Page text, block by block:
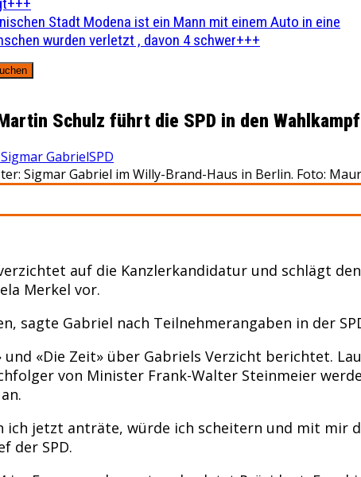
Stadt Modena ist ein Mann mit einem Auto in eine
wurden verletzt , davon 4 schwer+++
Schulz führt die SPD in den Wahlkampf
Sigmar GabrielSPD
Sigmar Gabriel im Willy-Brand-Haus in Berlin. Foto:
auf die Kanzlerkandidatur und schlägt
Merkel vor.
sagte Gabriel nach Teilnehmerangaben in der
und «Die Zeit» über Gabriels Verzicht berichtet.
von Minister Frank-Walter Steinmeier
ich jetzt anträte, würde ich scheitern und mit mir
der SPD.